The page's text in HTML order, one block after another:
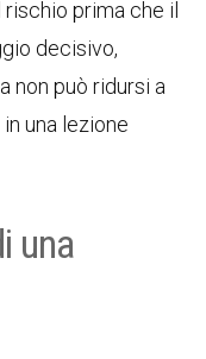
prima che il
decisivo,
non può ridursi a
una lezione
una